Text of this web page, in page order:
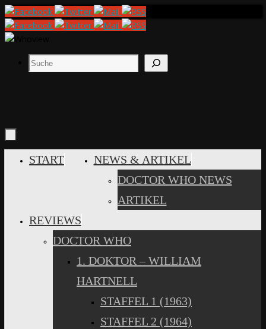
Zum
Inhalt
springen
Suchen
INHALT
START
NEWS & ARTIKEL
DOCTOR WHO NEWS
ARTIKEL
REVIEWS
DOCTOR WHO
1. DOKTOR – WILLIAM
HARTNELL
STAFFEL 1 (1963)
STAFFEL 2 (1964)